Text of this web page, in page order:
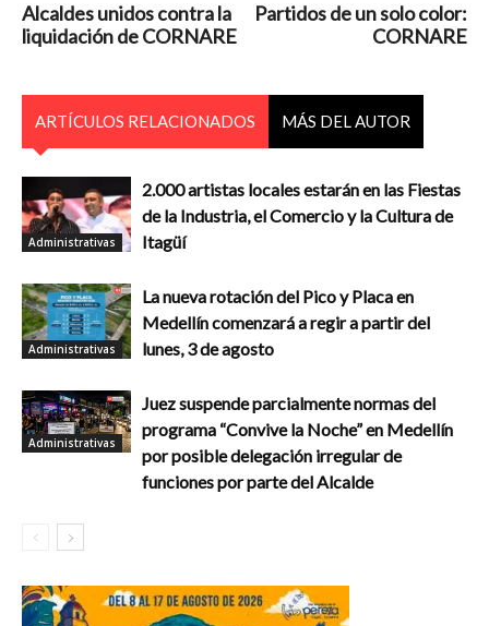
Alcaldes unidos contra la
liquidación de CORNARE
Partidos de un solo color:
CORNARE
ARTÍCULOS RELACIONADOS MÁS DEL AUTOR
Administrativas
2.000 artistas locales estarán en las Fiestas
de la Industria, el Comercio y la Cultura de
Itagüí
Administrativas
La nueva rotación del Pico y Placa en
Medellín comenzará a regir a partir del
lunes, 3 de agosto
Administrativas
Juez suspende parcialmente normas del
programa “Convive la Noche” en Medellín
por posible delegación irregular de
funciones por parte del Alcalde